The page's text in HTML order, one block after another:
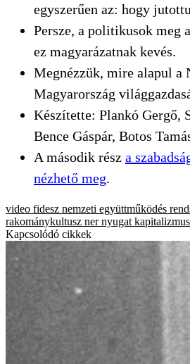
egyszerűen az: hogy
Persze, a politikusok meg
ez magyarázatnak kevés.
Megnézzük, mire alapul a
Magyarország
Készítette: Plankó Gergő,
Bence Gáspár, Botos
A második rész a
nézhető meg.
video fidesz nemzeti együttműködés
rakománykultusz ner nyugat kapitalizmus
Kapcsolódó cikkek